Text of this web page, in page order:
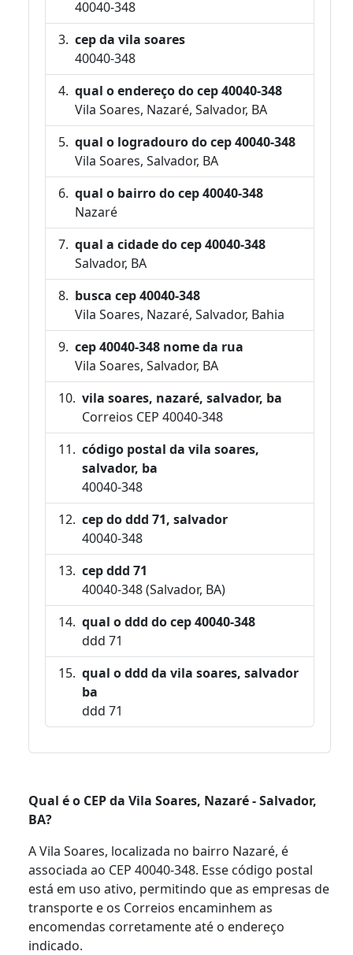
40040-348
cep da vila soares
40040-348
qual o endereço do cep 40040-348
Vila Soares, Nazaré, Salvador, BA
qual o logradouro do cep 40040-348
Vila Soares, Salvador, BA
qual o bairro do cep 40040-348
Nazaré
qual a cidade do cep 40040-348
Salvador, BA
busca cep 40040-348
Vila Soares, Nazaré, Salvador, Bahia
cep 40040-348 nome da rua
Vila Soares, Salvador, BA
vila soares, nazaré, salvador, ba
Correios CEP 40040-348
código postal da vila soares,
salvador, ba
40040-348
cep do ddd 71, salvador
40040-348
cep ddd 71
40040-348 (Salvador, BA)
qual o ddd do cep 40040-348
ddd 71
qual o ddd da vila soares, salvador
ba
ddd 71
Qual é o CEP da Vila Soares, Nazaré - Salvador,
BA?
A Vila Soares, localizada no bairro Nazaré, é
associada ao CEP 40040-348. Esse código postal
está em uso ativo, permitindo que as empresas de
transporte e os Correios encaminhem as
encomendas corretamente até o endereço
indicado.